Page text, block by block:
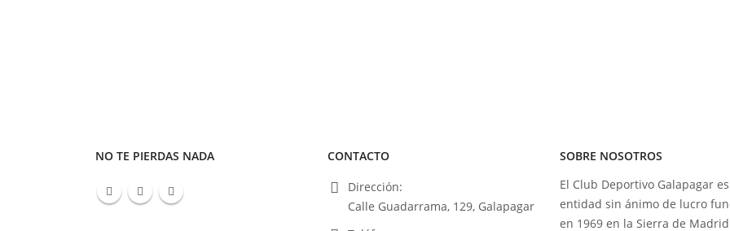
NO TE PIERDAS NADA
CONTACTO
Dirección:
Calle Guadarrama, 129, Galapagar
SOBRE NOSOTROS
El Club Deportivo Galapagar
entidad sin ánimo de lucro
en 1969 en la Sierra de